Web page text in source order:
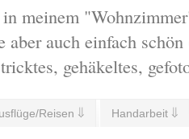
meinem
aber auch einfach
gehäkeltes,
Reisen ⇓ Handarbeit ⇓